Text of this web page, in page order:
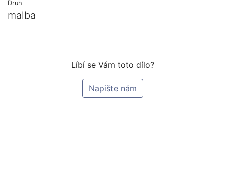
Druh
malba
Líbí se Vám toto dílo?
Napište nám